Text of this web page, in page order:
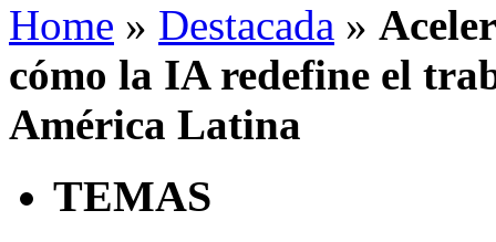
Home » Destacada »
cómo la IA redefine el
América Latina
TEMAS